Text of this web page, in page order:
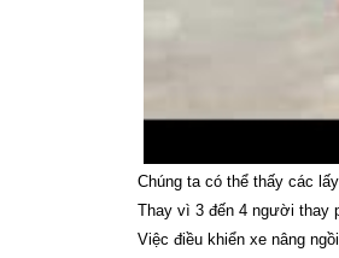
Chúng ta có thể thấy các
Thay vì 3 đến 4 người thay
Việc điều khiển xe nâng